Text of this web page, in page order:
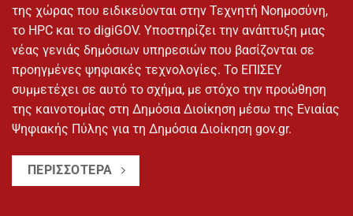
της χώρας που ειδικεύονται στην Τεχνητή Νοημοσύνη,
το HPC και το digiGOV. Υποστηρίζει την ανάπτυξη μιας
νέας γενιάς δημόσιων υπηρεσιών που βασίζονται σε
προηγμένες ψηφιακές τεχνολογίες. Το ΕΠΙΣΕΥ
συμμετέχει σε αυτό το σχήμα, με στόχο την προώθηση
της καινοτομίας στη Δημόσια Διοίκηση μέσω της Ενιαίας
Ψηφιακής Πύλης για τη Δημόσια Διοίκηση gov.gr.
ΠΕΡΙΣΣΟΤΕΡΑ